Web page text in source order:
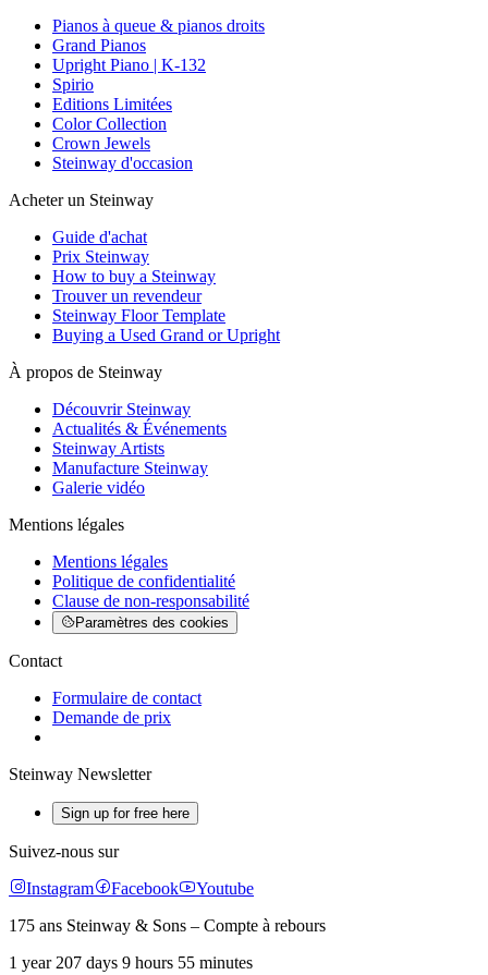
Pianos à queue & pianos droits
Grand Pianos
Upright Piano | K-132
Spirio
Editions Limitées
Color Collection
Crown Jewels
Steinway d'occasion
Acheter un Steinway
Guide d'achat
Prix Steinway
How to buy a Steinway
Trouver un revendeur
Steinway Floor Template
Buying a Used Grand or Upright
À propos de Steinway
Découvrir Steinway
Actualités & Événements
Steinway Artists
Manufacture Steinway
Galerie vidéo
Mentions légales
Mentions légales
Politique de confidentialité
Clause de non-responsabilité
Paramètres des cookies
Contact
Formulaire de contact
Demande de prix
Steinway Newsletter
Sign up for free here
Suivez-nous sur
Instagram
Facebook
Youtube
175 ans Steinway & Sons – Compte à rebours
1 year 207 days 9 hours 55 minutes